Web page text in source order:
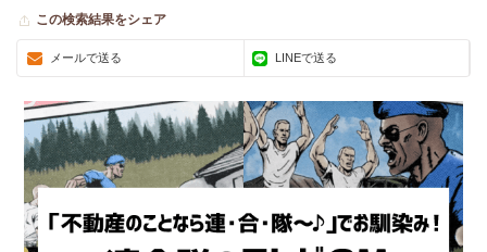
この検索結果をシェア
メールで送る LINEで送る